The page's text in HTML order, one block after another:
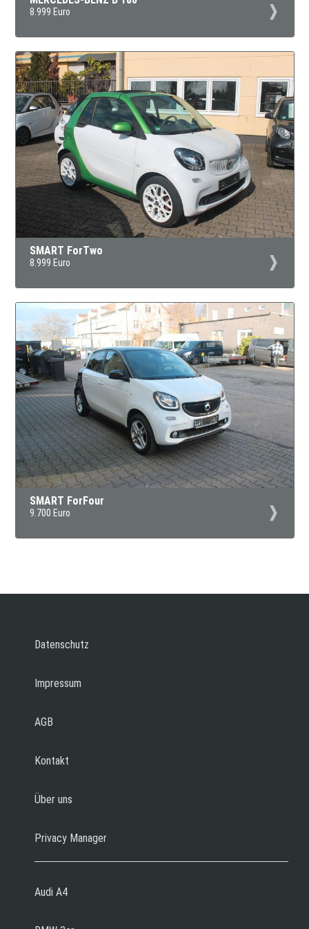
8.999 Euro
SMART ForTwo
8.999 Euro
SMART ForFour
9.700 Euro
Datenschutz
Impressum
AGB
Kontakt
Über uns
Privacy Manager
Audi A4